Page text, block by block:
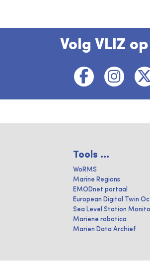
Volg VLIZ
Tools ...
WoRMS
Marine Regions
EMODnet portaal
European Digital Twin
Sea Level Station
Mariene robotica
Marien Data Archief